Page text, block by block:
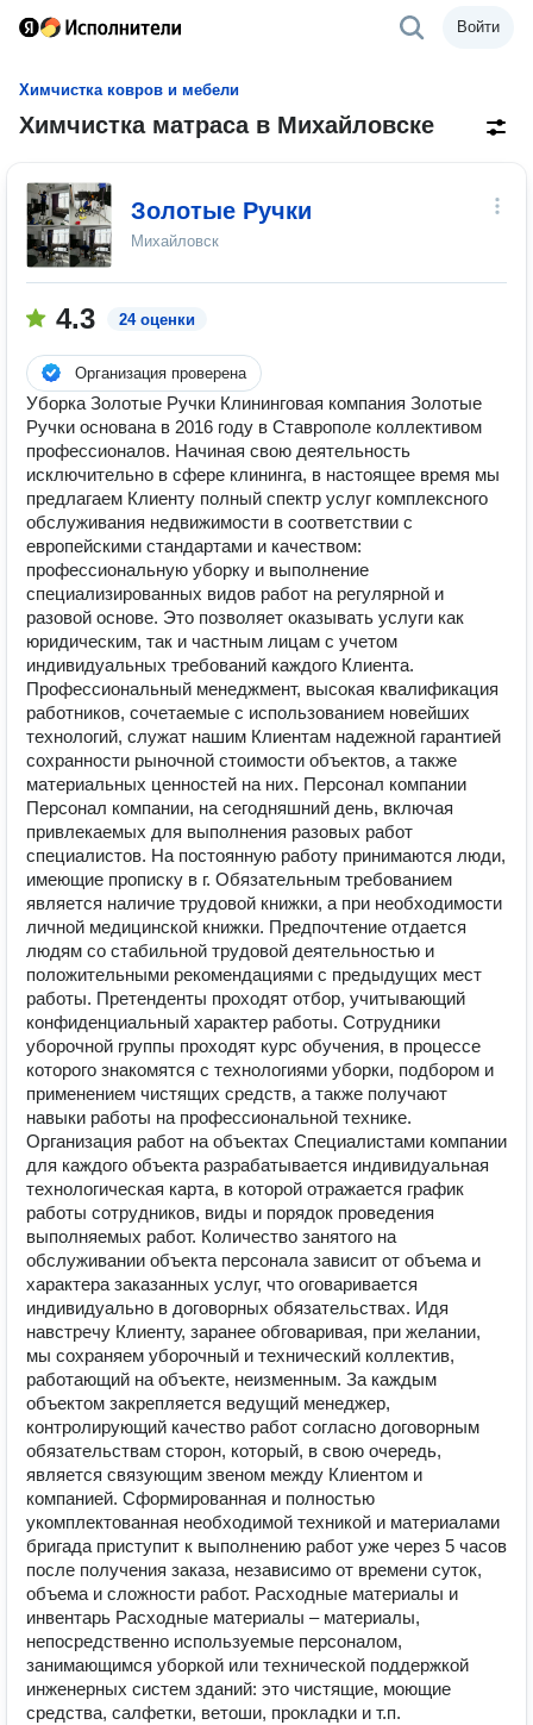
Войти
Химчистка ковров и мебели
Химчистка матраса в Михайловске
Золотые Ручки
Михайловск
4.3 24 оценки
Организация проверена
Уборка Золотые Ручки Клининговая компания Золотые
Ручки основана в 2016 году в Ставрополе коллективом
профессионалов. Начиная свою деятельность
исключительно в сфере клининга, в настоящее время мы
предлагаем Клиенту полный спектр услуг комплексного
обслуживания недвижимости в соответствии с
европейскими стандартами и качеством:
профессиональную уборку и выполнение
специализированных видов работ на регулярной и
разовой основе. Это позволяет оказывать услуги как
юридическим, так и частным лицам с учетом
индивидуальных требований каждого Клиента.
Профессиональный менеджмент, высокая квалификация
работников, сочетаемые с использованием новейших
технологий, служат нашим Клиентам надежной гарантией
сохранности рыночной стоимости объектов, а также
материальных ценностей на них. Персонал компании
Персонал компании, на сегодняшний день, включая
привлекаемых для выполнения разовых работ
специалистов. На постоянную работу принимаются люди,
имеющие прописку в г. Обязательным требованием
является наличие трудовой книжки, а при необходимости
личной медицинской книжки. Предпочтение отдается
людям со стабильной трудовой деятельностью и
положительными рекомендациями с предыдущих мест
работы. Претенденты проходят отбор, учитывающий
конфиденциальный характер работы. Сотрудники
уборочной группы проходят курс обучения, в процессе
которого знакомятся с технологиями уборки, подбором и
применением чистящих средств, а также получают
навыки работы на профессиональной технике.
Организация работ на объектах Специалистами компании
для каждого объекта разрабатывается индивидуальная
технологическая карта, в которой отражается график
работы сотрудников, виды и порядок проведения
выполняемых работ. Количество занятого на
обслуживании объекта персонала зависит от объема и
характера заказанных услуг, что оговаривается
индивидуально в договорных обязательствах. Идя
навстречу Клиенту, заранее обговаривая, при желании,
мы сохраняем уборочный и технический коллектив,
работающий на объекте, неизменным. За каждым
объектом закрепляется ведущий менеджер,
контролирующий качество работ согласно договорным
обязательствам сторон, который, в свою очередь,
является связующим звеном между Клиентом и
компанией. Сформированная и полностью
укомплектованная необходимой техникой и материалами
бригада приступит к выполнению работ уже через 5 часов
после получения заказа, независимо от времени суток,
объема и сложности работ. Расходные материалы и
инвентарь Расходные материалы – материалы,
непосредственно используемые персоналом,
занимающимся уборкой или технической поддержкой
инженерных систем зданий: это чистящие, моющие
средства, салфетки, ветоши, прокладки и т.п.